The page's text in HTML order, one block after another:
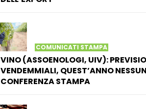
COMUNICATI STAMPA
VINO (ASSOENOLOGI, UIV):
VENDEMMIALI, QUEST’ANNO
CONFERENZA STAMPA